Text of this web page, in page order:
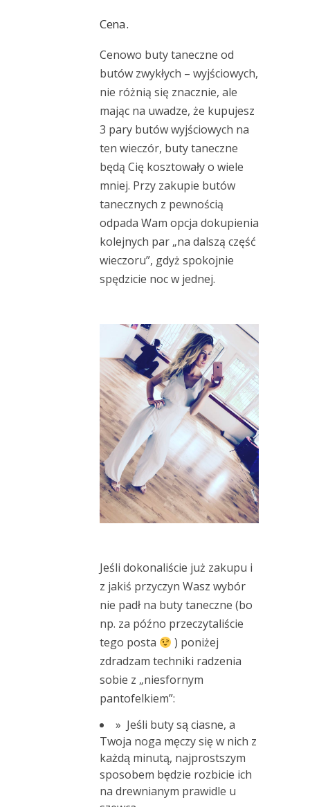
Cena.
Cenowo buty taneczne od
butów zwykłych – wyjściowych,
nie różnią się znacznie, ale
mając na uwadze, że kupujesz
3 pary butów wyjściowych na
ten wieczór, buty taneczne
będą Cię kosztowały o wiele
mniej. Przy zakupie butów
tanecznych z pewnością
odpada Wam opcja dokupienia
kolejnych par „na dalszą część
wieczoru”, gdyż spokojnie
spędzicie noc w jednej.
Jeśli dokonaliście już zakupu i
z jakiś przyczyn Wasz wybór
nie padł na buty taneczne (bo
np. za późno przeczytaliście
tego posta
) poniżej
zdradzam techniki radzenia
sobie z „niesfornym
pantofelkiem”:
» Jeśli buty są ciasne, a
Twoja noga męczy się w nich z
każdą minutą, najprostszym
sposobem będzie rozbicie ich
na drewnianym prawidle u